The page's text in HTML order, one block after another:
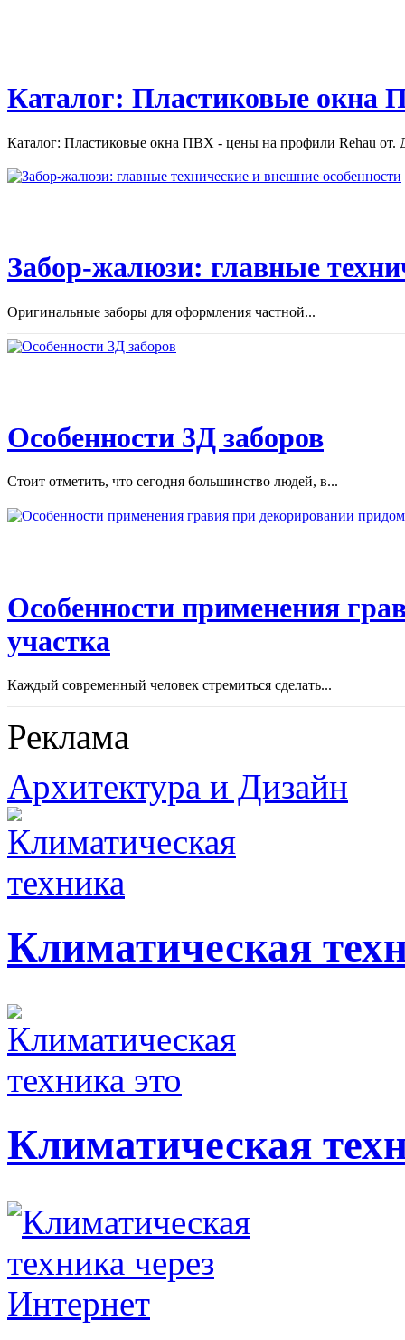
Каталог: Пластиковые окна
Каталог: Пластиковые окна ПВХ - цены на профили Rehau от.
Забор-жалюзи: главные
Оригинальные заборы для оформления частной...
Особенности 3Д заборов
Стоит отметить, что сегодня большинство людей, в...
Особенности применения
участка
Каждый современный человек стремиться сделать...
Реклама
Архитектура и Дизайн
Климатическая
Климатическая